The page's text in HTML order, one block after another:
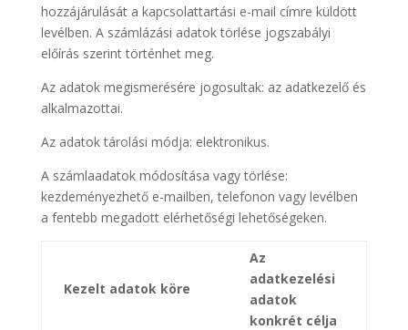
hozzájárulását a kapcsolattartási e-mail címre küldött
levélben. A számlázási adatok törlése jogszabályi
előírás szerint történhet meg.
Az adatok megismerésére jogosultak: az adatkezelő és
alkalmazottai.
Az adatok tárolási módja: elektronikus.
A számlaadatok módosítása vagy törlése:
kezdeményezhető e-mailben, telefonon vagy levélben
a fentebb megadott elérhetőségi lehetőségeken.
Kezelt adatok köre
Az
adatkezelési
adatok
konkrét célja